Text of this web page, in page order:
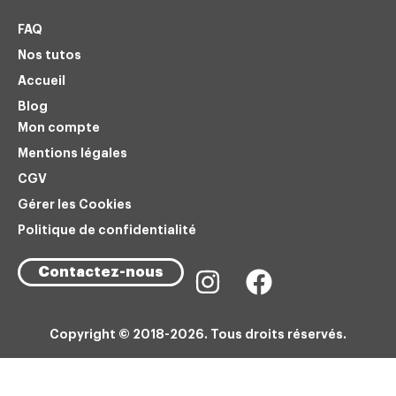
Mon compte
Mentions légales
CGV
Gérer les Cookies
Politique de confidentialité
FAQ
Nos tutos
Accueil
Blog
Contactez-nous
Copyright © 2018-2026. Tous droits réservés.